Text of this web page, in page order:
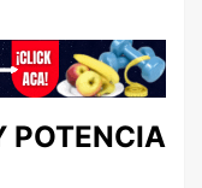
POTENCIA